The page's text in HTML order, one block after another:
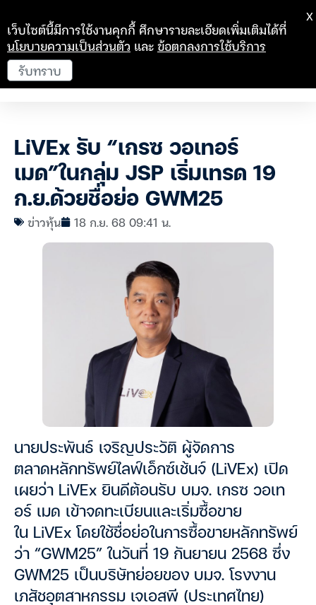
LiVEx รับ “เกรซ วอเทอร์
เมด”ในกลุ่ม JSP เริ่มเทรด 19
ก.ย.ด้วยชื่อย่อ GWM25
ข่าวหุ้น 18 ก.ย. 68 09:41 น.
นายประพันธ์ เจริญประวัติ ผู้จัดการ
ตลาดหลักทรัพย์ไลฟ์เอ็กซ์เช้นจ์ (LiVEx) เปิด
เผยว่า LiVEx ยินดีต้อนรับ บมจ. เกรซ วอเท
อร์ เมด เข้าจดทะเบียนและเริ่มซื้อขาย
ใน LiVEx โดยใช้ชื่อย่อในการซื้อขายหลักทรัพย์
ว่า “GWM25” ในวันที่ 19 กันยายน 2568 ซึ่ง
GWM25 เป็นบริษัทย่อยของ บมจ. โรงงาน
เภสัชอุตสาหกรรม เจเอสพี (ประเทศไทย)
เว็บไซต์นี้มีการใช้งานคุกกี้ ศึกษารายละเอียดเพิ่มเติมได้ที่
นโยบายความเป็นส่วนตัว และข้อตกลงการใช้บริการ
รับทราบ
X